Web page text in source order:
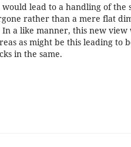
lead to a handling of the
rather than a mere flat
a like manner, this new view
as might be this leading to
in the same.